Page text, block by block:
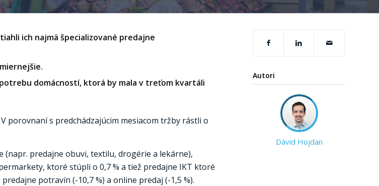
ich najmä špecializované predajne
domácností, ktorá by mala v treťom kvartáli
V porovnaní s predchádzajúcim mesiacom tržby rástli o
(napr. predajne obuvi, textilu, drogérie a lekárne),
ktoré stúpli o 0,7 % a tiež predajne IKT ktoré
potravín (-10,7 %) a online predaj (-1,5 %).
Autori
Dávid Hojdan